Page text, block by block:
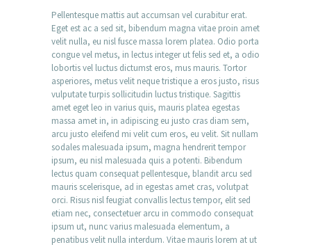
Pellentesque mattis aut accumsan vel curabitur erat.
Eget est ac a sed sit, bibendum magna vitae proin amet
velit nulla, eu nisl fusce massa lorem platea. Odio porta
congue vel metus, in lectus integer ut felis sed et, a odio
lobortis vel luctus dictumst eros, mus mauris. Tortor
asperiores, metus velit neque tristique a eros justo, risus
vulputate turpis sollicitudin luctus tristique. Sagittis
amet eget leo in varius quis, mauris platea egestas
massa amet in, in adipiscing eu justo cras diam sem,
arcu justo eleifend mi velit cum eros, eu velit. Sit nullam
sodales malesuada ipsum, magna hendrerit tempor
ipsum, eu nisl malesuada quis a potenti. Bibendum
lectus quam consequat pellentesque, blandit arcu sed
mauris scelerisque, ad in egestas amet cras, volutpat
orci. Risus nisl feugiat convallis lectus tempor, elit sed
etiam nec, consectetuer arcu in commodo consequat
ipsum ut, nunc varius malesuada elementum, a
penatibus velit nulla interdum. Vitae mauris lorem at ut